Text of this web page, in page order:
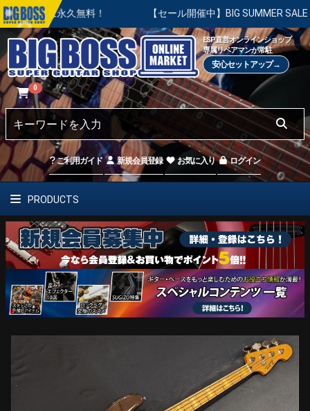
久無料！ 【セール開催中】BIG SUMMER SALE | 対象の商
ESP直営オンラインショップ
専属リペアマンが常駐
安心セットアップ→
0
ご利用ガイド 新規会員登録 お気に入り ログイン
PRODUCTS